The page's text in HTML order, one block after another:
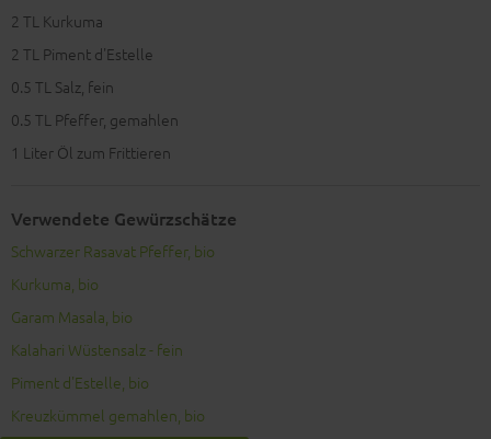
2 TL Kurkuma
2 TL Piment d'Estelle
0.5 TL Salz, fein
0.5 TL Pfeffer, gemahlen
1 Liter Öl zum Frittieren
Verwendete Gewürzschätze
Schwarzer Rasavat Pfeffer, bio
Kurkuma, bio
Garam Masala, bio
Kalahari Wüstensalz - fein
Piment d'Estelle, bio
Kreuzkümmel gemahlen, bio